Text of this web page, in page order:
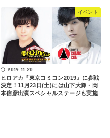
イベント
2019.11.20
ヒロアカ『東京コミコン2019』に参戦
決定！11月23日(土)には山下大輝・岡
本信彦出演スペシャルステージも実施